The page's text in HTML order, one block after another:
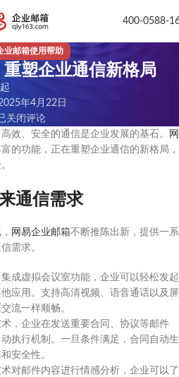
400-0588-
业邮箱使用帮助
塑企业通信新格局
年4月22日
关闭评论
效、安全的通信是企业发展的基石。
网
的功能，正在重塑企业通信的新格局，
通信需求
网易企业邮箱不断推陈出新，提供一系
需求。
集成虚拟会议室功能，企业可以轻松发起
应用。支持高清视频、语音通话以及屏
流一样顺畅。
术，企业在发送重要合同、协议等邮件
执行机制。一旦条件满足，合同自动生
安全性。
术对邮件内容进行情感分析，企业可以了